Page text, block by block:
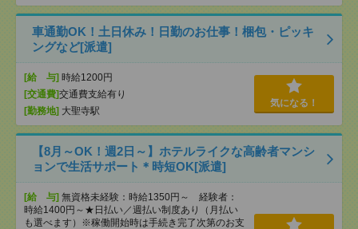
車通勤OK！土日休み！日勤のお仕事！梱包・ピッキ
ングなど[派遣]
[給 与] 時給1200円
[交通費]交通費支給有り
[勤務地] 大聖寺駅
気になる！
【8月～OK！週2日～】ホテルライクな高齢者マンシ
ョンで生活サポート＊時短OK[派遣]
[給 与] 無資格未経験：時給1350円～ 経験者：
時給1400円～★日払い／週払い制度あり（月払い
も選べます）※稼働開始時は手続き完了次第のお支